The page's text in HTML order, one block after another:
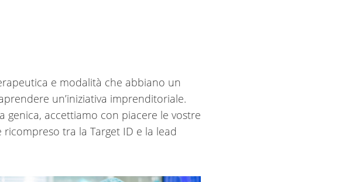
e modalità che abbiano un
un’iniziativa imprenditoriale.
accettiamo con piacere le vostre
tra la Target ID e la lead